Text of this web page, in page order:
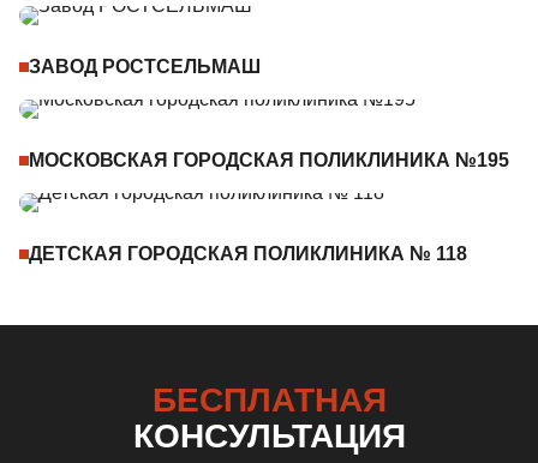
ЗАВОД РОСТСЕЛЬМАШ
МОСКОВСКАЯ ГОРОДСКАЯ ПОЛИКЛИНИКА №195
ДЕТСКАЯ ГОРОДСКАЯ ПОЛИКЛИНИКА № 118
БЕСПЛАТНАЯ
КОНСУЛЬТАЦИЯ